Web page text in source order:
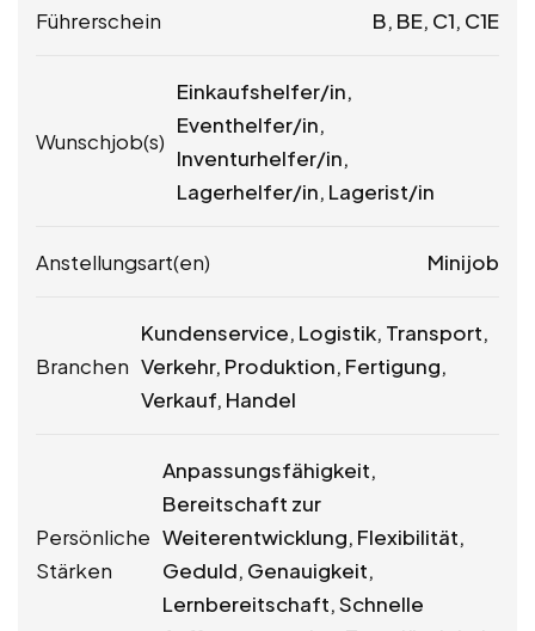
Führerschein B, BE, C1, C1E
Wunschjob(s)
Einkaufshelfer/in,
Eventhelfer/in,
Inventurhelfer/in,
Lagerhelfer/in, Lagerist/in
Anstellungsart(en) Minijob
Branchen
Kundenservice, Logistik, Transport,
Verkehr, Produktion, Fertigung,
Verkauf, Handel
Persönliche
Stärken
Anpassungsfähigkeit,
Bereitschaft zur
Weiterentwicklung, Flexibilität,
Geduld, Genauigkeit,
Lernbereitschaft, Schnelle